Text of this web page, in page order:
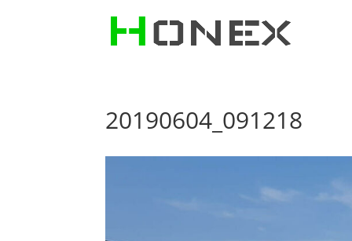
20190604_091218